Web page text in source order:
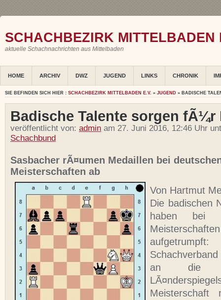
SCHACHBEZIRK MITTELBADEN
aktuelle Schachnachrichten aus Mittelbaden
HOME ARCHIV DWZ JUGEND LINKS CHRONIK
SIE BEFINDEN SICH HIER : SCHACHBEZIRK MITTELBADEN E.V. » JUGEND » BADISCHE
Badische Talente sorgen fÃ¼r
veröffentlicht von: admin am 27. Juni 2016, 12:46 Uhr
Schachbund
Sasbacher rÃ¤umen Medaillen bei
Meisterschaften ab
Von Hartmut
Die badischen
haben bei
an die